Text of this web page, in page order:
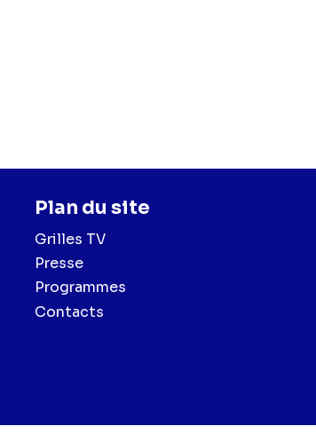
Plan du site
Grilles TV
Presse
Programmes
Contacts